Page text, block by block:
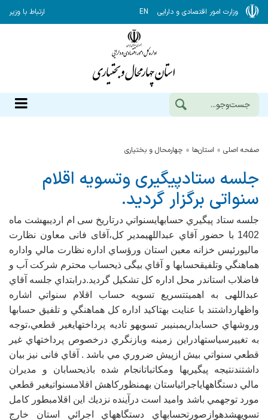
وزارت امور اقتصادی و دارایی EN ارتباط با وزیر
صفحه اصلی استان‌ها چهارمحال و بختياري
جلسه ستادپیگیری وتسویه اقلام
سنواتی برگزار گردید.
جلسه ستاد پيگيري حسابهايسنواتي درتاريخ سی ام اردیبهشت ماه
1402 با حضور آقاي عبداللهیمدير كل،آقای فانی معاون نظارت
مالیورئیس خزانه معین استان ورؤساي اداره نظارت مالي واداره
هماهنگي وتلفيقحسابها و آقاي بیگی ذیحساب محترم شرکت آب و
فاضلاب استاندر محل اداره كل تشکیل گردید.درابتداي جلسه آقاي
عبداللهی به اهميتتسريع تسويه حساب اقلام سنواتي اشاره
واظهارداشتند با عنايت بهتاكيد اداره كل هماهنگي و تلفيق حسابها
وروشهاي حسابداريمبنيبر تسويهو تاديه پرداختهايغير قطعي،توجه
به تغييرسياستهادراين زمينه وبازنگري درخصوص پرداختهاي غير
قطعي سنواتي بيش ازپيش ضروري مي باشد . آقاي فانی نيز بيان
داشتندنتيجه پيگيريها ومكاتباتانجام شده باذيحسابان و مديران
مالي دستگاههاياجرائياستان بهمنظوركاهش اقلامسنواتيغير قطعي
مورد توجهمي باشد واميد است درآينده نزديك اين اقلامبطور كامل
تسويهشدهوازصورتحسابهاي دستگاههاي اجرائي استان خارج